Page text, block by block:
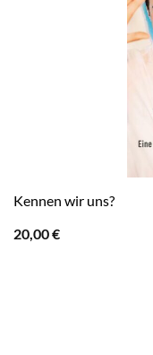
Kennen wir uns?
20,00€